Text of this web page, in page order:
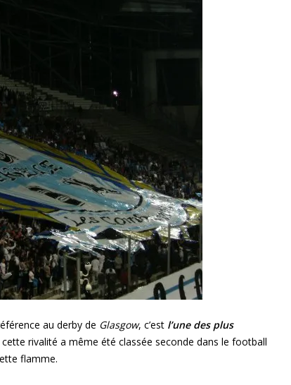
au derby de Glasgow, c’est l’une des plus
rivalité a même été classée seconde dans le football
flamme.